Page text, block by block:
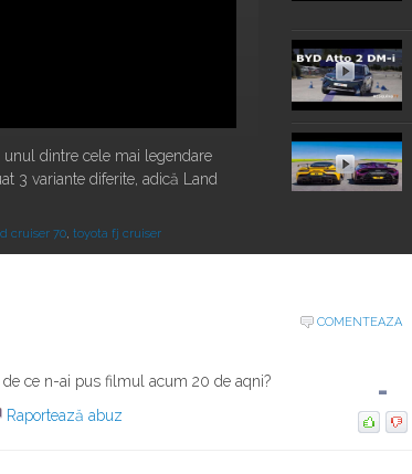
dintre cele mai legendare
3 variante diferite, adică Land
cruiser 70, toyota fj cruiser
COMENTEAZA
de ce n-ai pus filmul acum 20 de aqni?
Raportează abuz
-